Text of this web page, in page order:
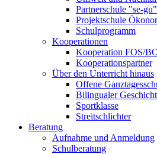
Partnerschule "se-gu"
Projektschule
Schulprogramm
Kooperationen
Kooperation FOS/
Kooperationspartner
Über den Unterricht hinaus
Offene
Bilingualer
Sportklasse
Streitschlichter
Beratung
Aufnahme und Anmeldung
Schulberatung